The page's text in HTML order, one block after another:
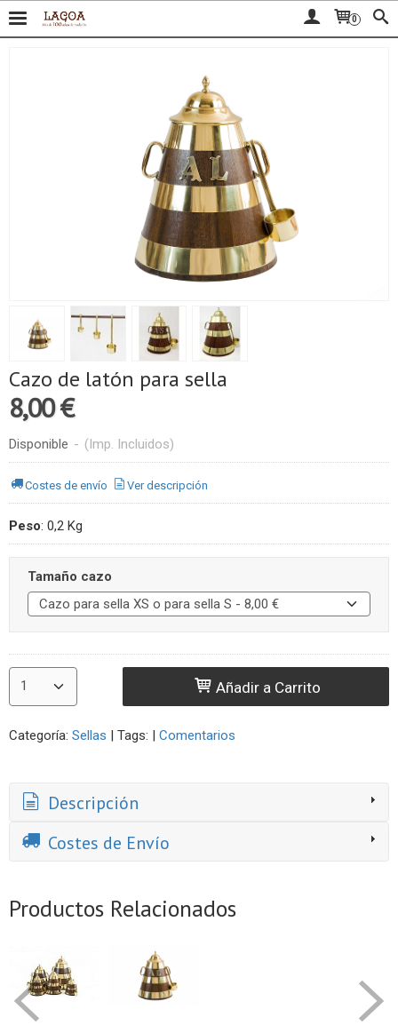
0
Cazo de latón para sella
8,00 €
Disponible - (Imp. Incluidos)
Costes de envío Ver descripción
Peso: 0,2 Kg
Tamaño cazo
Añadir a Carrito
Categoría: Sellas | Tags: | Comentarios
Descripción
Costes de Envío
Productos Relacionados